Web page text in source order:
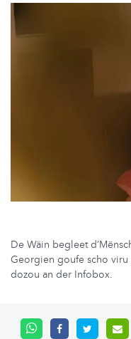
De Wäin begleet
Georgien goufe scho
dozou an der Infobox.